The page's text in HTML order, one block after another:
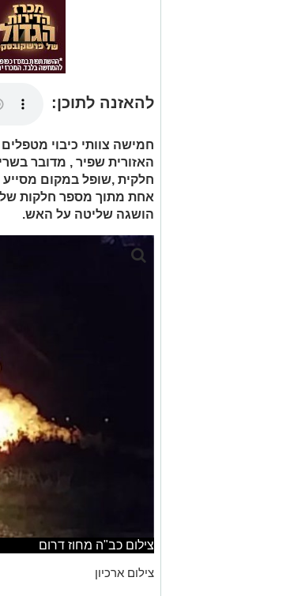
להאזנה לתוכן:
חמישה צוותי כיבוי
האזורית שפיר , מדובר
חלקית ,שופל במקום מסייע
אחת מתוך מספר חלקות של
הושגה שליטה על האש.
צילום כב"ה מחוז דרום
צילום ארכיון